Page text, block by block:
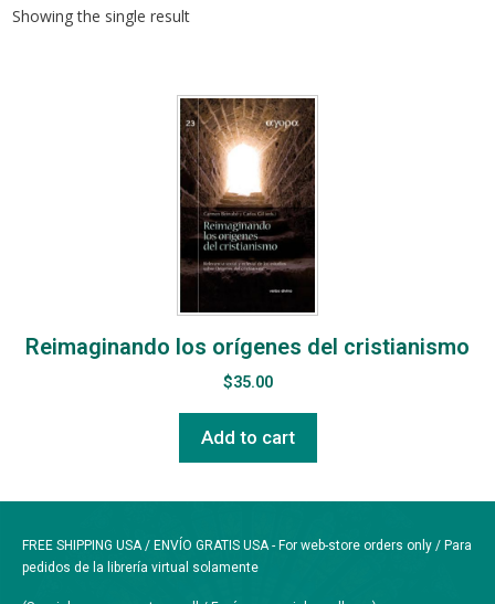
Showing the single result
Reimaginando los orígenes del cristianismo
$35.00
Add to cart
FREE SHIPPING USA / ENVÍO GRATIS USA - For web-store orders only / Para
pedidos de la librería virtual solamente